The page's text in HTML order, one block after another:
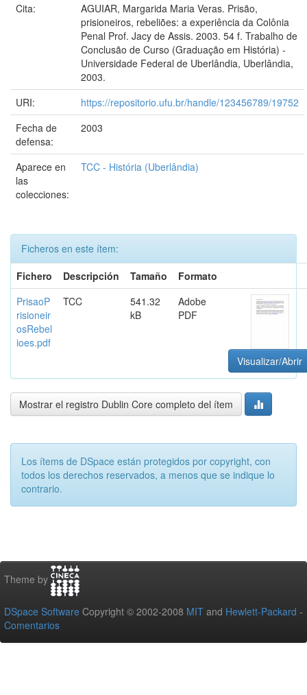
Cita:
AGUIAR, Margarida Maria Veras. Prisão,
prisioneiros, rebeliões: a experiência da Colônia
Penal Prof. Jacy de Assis. 2003. 54 f. Trabalho de
Conclusão de Curso (Graduação em História) -
Universidade Federal de Uberlândia, Uberlândia,
2003.
URI:
https://repositorio.ufu.br/handle/123456789/19752
Fecha de
defensa:
2003
Aparece en
las
colecciones:
TCC - História (Uberlândia)
Ficheros en este ítem:
Fichero
Descripción Tamaño
Formato
PrisaoP
risioneir
osRebel
ioes.pdf
TCC
541.32
kB
Adobe
PDF
Visualizar/Abrir
Mostrar el registro Dublin Core completo del ítem
Los ítems de DSpace están protegidos por copyright, con
todos los derechos reservados, a menos que se indique lo
contrario.
Theme by
DSpace Software Copyright © 2002-2008 MIT and Hewlett-Packard -
Comentarios